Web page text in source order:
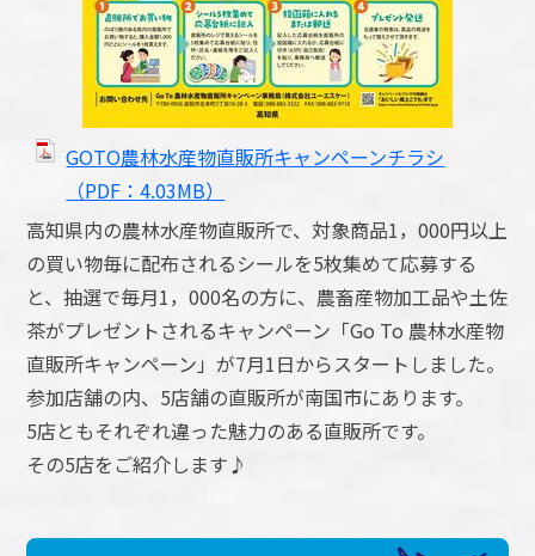
GOTO農林水産物直販所キャンペーンチラシ
（PDF：4.03MB）
高知県内の農林水産物直販所で、対象商品1，000円以上
の買い物毎に配布されるシールを5枚集めて応募する
と、抽選で毎月1，000名の方に、農畜産物加工品や土佐
茶がプレゼントされるキャンペーン「Go To 農林水産物
直販所キャンペーン」が7月1日からスタートしました。
参加店舗の内、5店舗の直販所が南国市にあります。
5店ともそれぞれ違った魅力のある直販所です。
その5店をご紹介します♪